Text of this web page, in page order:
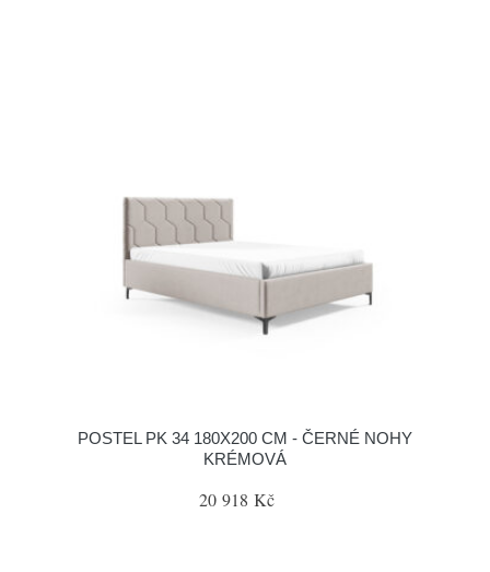
POSTEL PK 34 180X200 CM - ČERNÉ NOHY
KRÉMOVÁ
20 918 Kč